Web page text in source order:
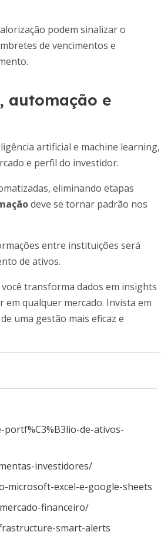
podem sinalizar o
de vencimentos e
automação e
artificial e machine learning,
e perfil do investidor.
eliminando etapas
deve se tornar padrão nos
entre instituições será
de ativos.
transforma dados em insights
qualquer mercado. Invista em
uma gestão mais eficaz e
de-ativos-
investidores/
microsoft-excel-e-google-sheets
financeiro/
smart-alerts